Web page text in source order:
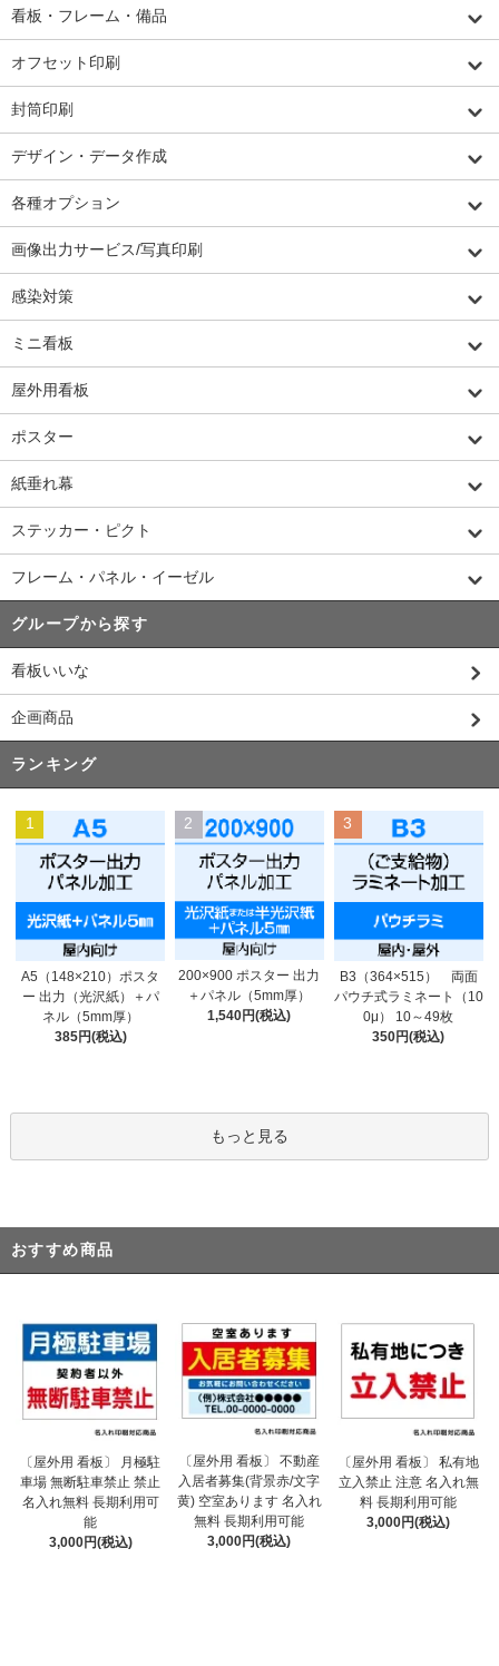
看板・フレーム・備品
オフセット印刷
封筒印刷
デザイン・データ作成
各種オプション
画像出力サービス/写真印刷
感染対策
ミニ看板
屋外用看板
ポスター
紙垂れ幕
ステッカー・ピクト
フレーム・パネル・イーゼル
グループから探す
看板いいな
企画商品
ランキング
1
A5（148×210）ポスタ
ー 出力（光沢紙）＋パ
ネル（5mm厚）
385円(税込)
2
200×900 ポスター 出力
＋パネル（5mm厚）
1,540円(税込)
3
B3（364×515） 両面
パウチ式ラミネート（10
0μ） 10～49枚
350円(税込)
もっと見る
おすすめ商品
〔屋外用 看板〕 月極駐
車場 無断駐車禁止 禁止
名入れ無料 長期利用可
能
3,000円(税込)
〔屋外用 看板〕 不動産
入居者募集(背景赤/文字
黄) 空室あります 名入れ
無料 長期利用可能
3,000円(税込)
〔屋外用 看板〕 私有地
立入禁止 注意 名入れ無
料 長期利用可能
3,000円(税込)